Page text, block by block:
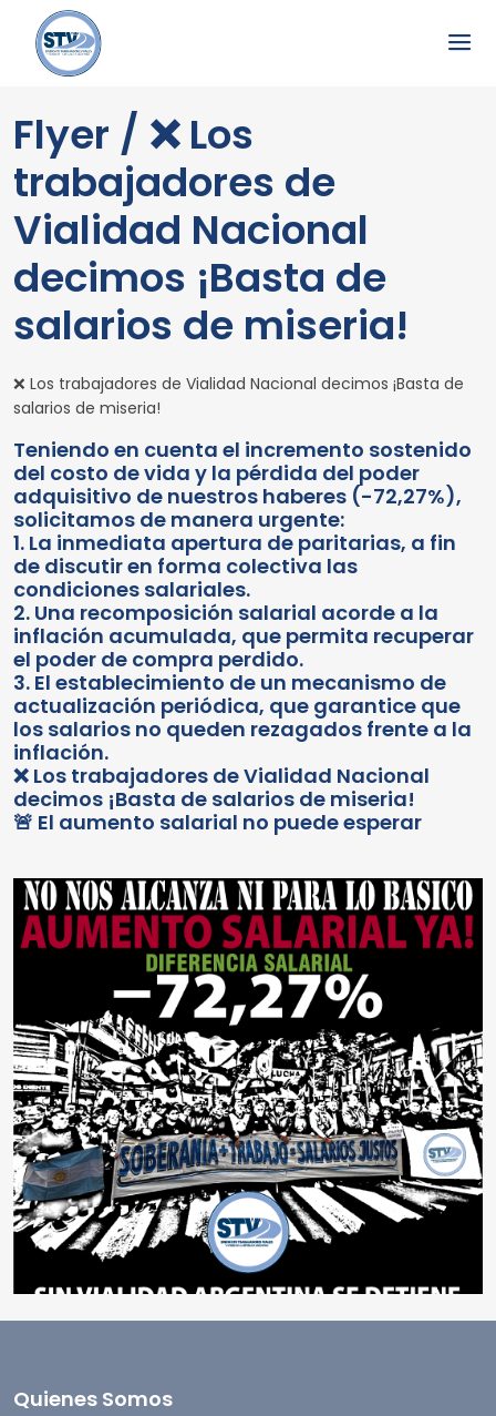
Flyer / ❌ Los
trabajadores de
Vialidad Nacional
decimos ¡Basta de
salarios de miseria!
❌ Los trabajadores de Vialidad Nacional decimos ¡Basta de
salarios de miseria!
Teniendo en cuenta el incremento sostenido
del costo de vida y la pérdida del poder
adquisitivo de nuestros haberes (-72,27%),
solicitamos de manera urgente:
1. La inmediata apertura de paritarias, a fin
de discutir en forma colectiva las
condiciones salariales.
2. Una recomposición salarial acorde a la
inflación acumulada, que permita recuperar
el poder de compra perdido.
3. El establecimiento de un mecanismo de
actualización periódica, que garantice que
los salarios no queden rezagados frente a la
inflación.
❌ Los trabajadores de Vialidad Nacional
decimos ¡Basta de salarios de miseria!
🚨 El aumento salarial no puede esperar
Quienes Somos